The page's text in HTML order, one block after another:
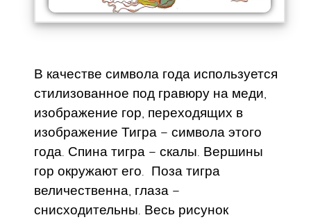
В качестве символа года используется
стилизованное под гравюру на меди,
изображение гор, переходящих в
изображение Тигра – символа этого
года. Спина тигра – скалы. Вершины
гор окружают его. Поза тигра
величественна, глаза –
снисходительны. Весь рисунок